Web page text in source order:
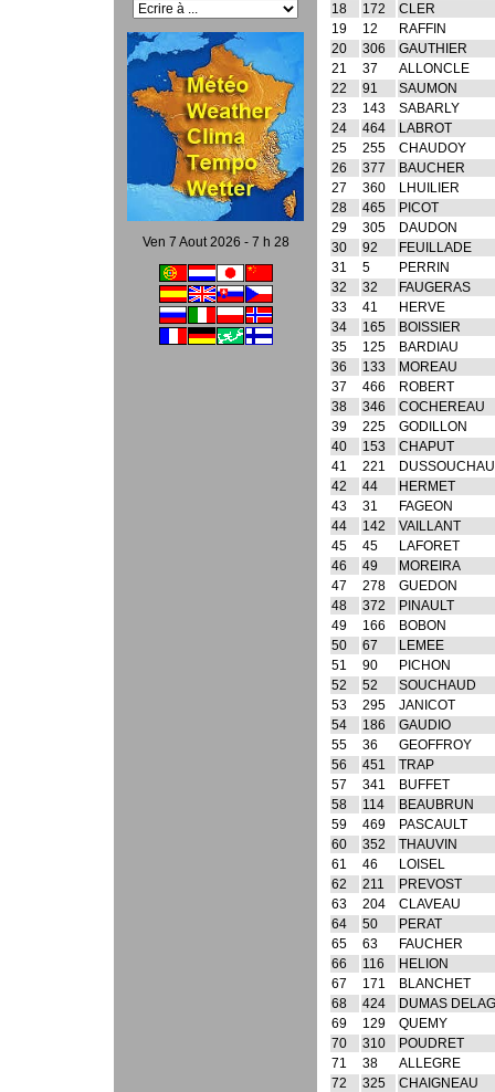
Ven 7 Aout 2026 - 7 h 28
18
172
CLER
19
12
RAFFIN
20
306
GAUTHIER
21
37
ALLONCLE
22
91
SAUMON
23
143
SABARLY
24
464
LABROT
25
255
CHAUDOY
26
377
BAUCHER
27
360
LHUILIER
28
465
PICOT
29
305
DAUDON
30
92
FEUILLADE
31
5
PERRIN
32
32
FAUGERAS
33
41
HERVE
34
165
BOISSIER
35
125
BARDIAU
36
133
MOREAU
37
466
ROBERT
38
346
COCHEREAU
39
225
GODILLON
40
153
CHAPUT
41
221
42
44
HERMET
43
31
FAGEON
44
142
VAILLANT
45
45
LAFORET
46
49
MOREIRA
47
278
GUEDON
48
372
PINAULT
49
166
BOBON
50
67
LEMEE
51
90
PICHON
52
52
SOUCHAUD
53
295
JANICOT
54
186
GAUDIO
55
36
GEOFFROY
56
451
TRAP
57
341
BUFFET
58
114
BEAUBRUN
59
469
PASCAULT
60
352
THAUVIN
61
46
LOISEL
62
211
PREVOST
63
204
CLAVEAU
64
50
PERAT
65
63
FAUCHER
66
116
HELION
67
171
BLANCHET
68
424
DUMAS
69
129
QUEMY
70
310
POUDRET
71
38
ALLEGRE
72
325
CHAIGNEAU